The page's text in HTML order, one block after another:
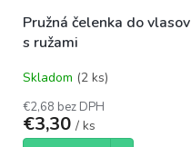
Pružná čelenka do vlasov
s ružami
Skladom (2 ks)
€2,68 bez DPH
€3,30 / ks